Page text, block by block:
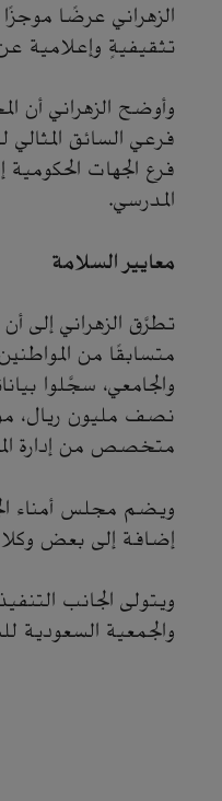
الزهراني عرضًا
تثقيفيةٍ وإعلامية
فرع الجهات
المدرسي.
معايير السلامة
والجامعي، سجَّلوا
نصف مليون ريال،
متخصص من إدارة
ويضم مجلس أمناء
إضافة إلى بعض
ويتولى الجانب
والجمعية السعودية